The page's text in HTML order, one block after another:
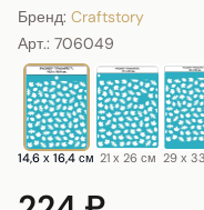
Бренд: Craftstory
Арт.: 706049
14,6 х 16,4 см 21 х 26 см 29 х